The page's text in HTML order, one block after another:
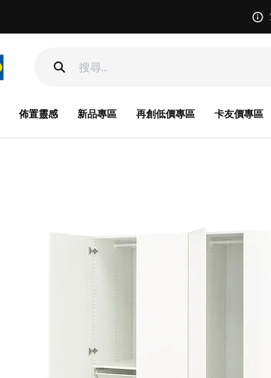
佈置靈感 新品專區 再創低價專區 卡友價專區